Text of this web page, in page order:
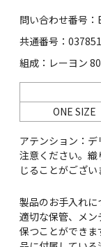
問い合わせ番号：
共通番号：
組成：レーヨン
ONE SIZE
アテンション：
注意ください。
じることがござい
製品のお手入れに
適切な保管、メン
保つことができま